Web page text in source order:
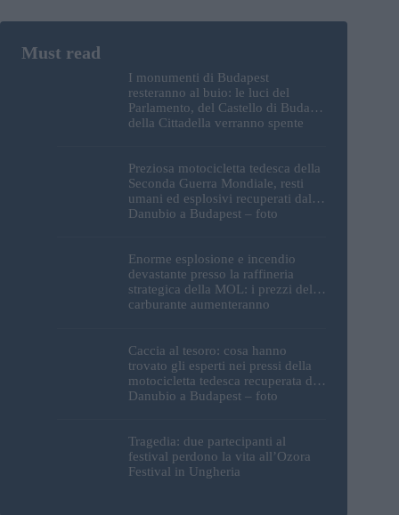
I monumenti di Budapest
resteranno al buio: le luci del
Parlamento, del Castello di Buda e
della Cittadella verranno spente
Preziosa motocicletta tedesca della
Seconda Guerra Mondiale, resti
umani ed esplosivi recuperati dal
Danubio a Budapest – foto
Enorme esplosione e incendio
devastante presso la raffineria
strategica della MOL: i prezzi del
carburante aumenteranno
Caccia al tesoro: cosa hanno
trovato gli esperti nei pressi della
motocicletta tedesca recuperata dal
Danubio a Budapest – foto
Tragedia: due partecipanti al
festival perdono la vita all’Ozora
Festival in Ungheria